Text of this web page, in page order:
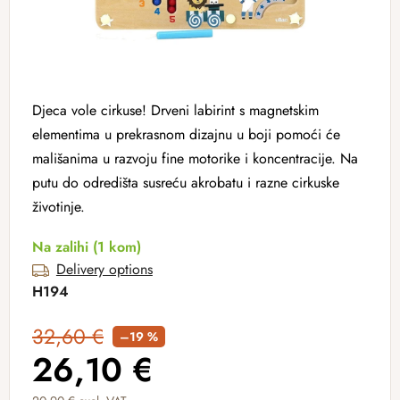
Djeca vole cirkuse! Drveni labirint s magnetskim
elementima u prekrasnom dizajnu u boji pomoći će
mališanima u razvoju fine motorike i koncentracije. Na
putu do odredišta susreću akrobatu i razne cirkuske
životinje.
Na zalihi (1 kom)
Delivery options
H194
32,60 € –19 %
26,10 €